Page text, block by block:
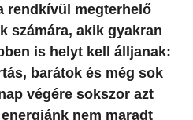
rendkívül megterhelő
számára, akik gyakran
is helyt kell álljanak:
barátok és még sok
végére sokszor azt
nem maradt